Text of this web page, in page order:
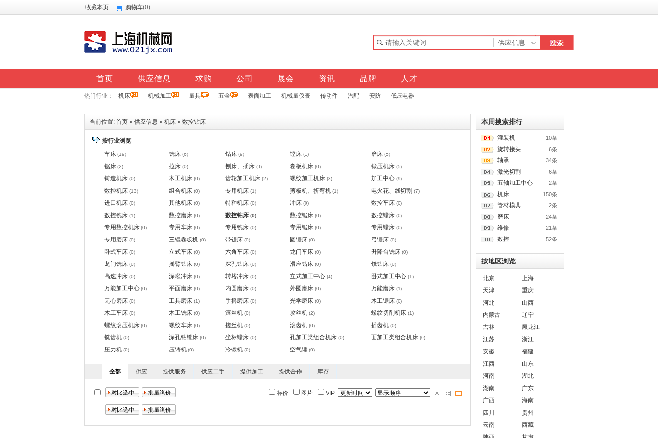
收藏本页 购物车(0)
首页 供应信息 求购 公司 展会 资讯 品牌 人才
热门行业： 机床 机械加工 量具 五金 表面加工 机械量仪表 传动件 汽配 安防 低压电器
当前位置: 首页 » 供应信息 » 机床 » 数控钻床
按行业浏览
车床 (19) 铣床 (6) 钻床 (9) 镗床 (1) 磨床 (5)
锯床 (2) 拉床 (0) 刨床、插床 (0) 卷板机床 (0) 锻压机床 (5)
铸造机床 (0) 木工机床 (0) 齿轮加工机床 (2) 螺纹加工机床 (3) 加工中心 (9)
数控机床 (13) 组合机床 (0) 专用机床 (1) 剪板机、折弯机 (1) 电火花、线切割 (7)
进口机床 (0) 其他机床 (0) 特种机床 (0) 冲床 (0) 数控车床 (0)
数控铣床 (1) 数控磨床 (0) 数控钻床 (0) 数控锯床 (0) 数控镗床 (0)
专用数控机床 (0) 专用车床 (0) 专用铣床 (0) 专用锯床 (0) 专用镗床 (0)
专用磨床 (0) 三辊卷板机 (0) 带锯床 (0) 圆锯床 (0) 弓锯床 (0)
卧式车床 (0) 立式车床 (0) 六角车床 (0) 龙门车床 (0) 升降台铣床 (0)
龙门铣床 (0) 摇臂钻床 (0) 深孔钻床 (0) 滑座钻床 (0) 铣钻床 (0)
高速冲床 (0) 深喉冲床 (0) 转塔冲床 (0) 立式加工中心 (4) 卧式加工中心 (1)
万能加工中心 (0) 平面磨床 (0) 内圆磨床 (0) 外圆磨床 (0) 万能磨床 (1)
无心磨床 (0) 工具磨床 (1) 手摇磨床 (0) 光学磨床 (0) 木工锯床 (0)
木工车床 (0) 木工铣床 (0) 滚丝机 (0) 攻丝机 (2) 螺纹切削机床 (1)
螺纹滚压机床 (0) 螺纹车床 (0) 搓丝机 (0) 滚齿机 (0) 插齿机 (0)
铣齿机 (0) 深孔钻镗床 (0) 坐标镗床 (0) 孔加工类组合机床 (0) 面加工类组合机床 (0)
压力机 (0) 压铸机 (0) 冷镦机 (0) 空气锤 (0)
全部 供应 提供服务 供应二手 提供加工 提供合作 库存
标价 图片 VIP
本周搜索排行
10条
灌装机
6条
旋转接头
34条
轴承
6条
激光切割
2条
五轴加工中心
150条
机床
2条
管材模具
24条
磨床
21条
维修
52条
数控
按地区浏览
北京
上海
天津
重庆
河北
山西
内蒙古
辽宁
吉林
黑龙江
江苏
浙江
安徽
福建
江西
山东
河南
湖北
湖南
广东
广西
海南
四川
贵州
云南
西藏